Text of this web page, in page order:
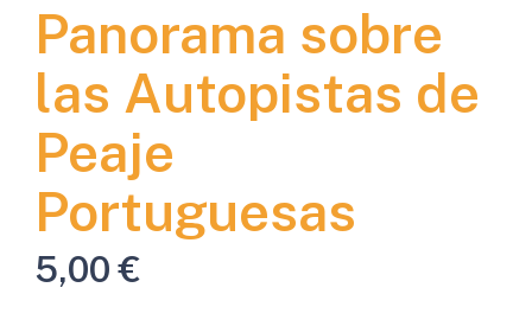
Panorama sobre
las Autopistas de
Peaje
Portuguesas
5,00€